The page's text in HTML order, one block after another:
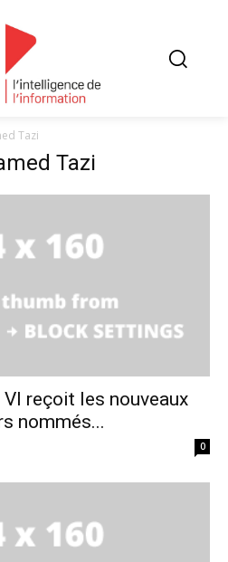
Tazi
Tazi
reçoit les nouveaux
nommés...
0